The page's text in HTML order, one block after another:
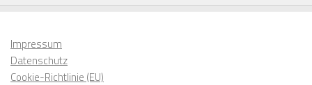
Impressum
Datenschutz
Cookie-Richtlinie (EU)